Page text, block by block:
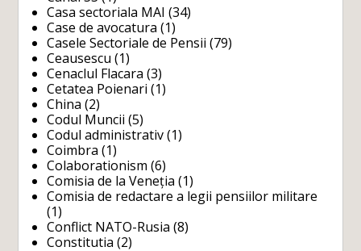
Casa sectoriala MAI (34)
Case de avocatura (1)
Casele Sectoriale de Pensii (79)
Ceausescu (1)
Cenaclul Flacara (3)
Cetatea Poienari (1)
China (2)
Codul Muncii (5)
Codul administrativ (1)
Coimbra (1)
Colaborationism (6)
Comisia de la Veneția (1)
Comisia de redactare a legii pensiilor militare
(1)
Conflict NATO-Rusia (8)
Constitutia (2)